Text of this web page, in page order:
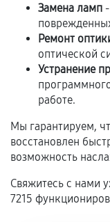
Если
Гарантия на
сохраняться
дефектов.
Установка
центром.
Замена ламп
Ремонт
оптической
Устранение
работе.
Мы гарантируем,
восстановлен
возможность
Свяжитесь с нами
7215